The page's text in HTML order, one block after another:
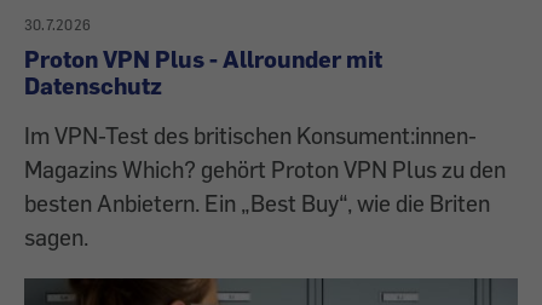
30.7.2026
Proton VPN Plus - Allrounder mit
Datenschutz
Im VPN-Test des britischen Konsument:innen-
Magazins Which? gehört Proton VPN Plus zu den
besten Anbietern. Ein „Best Buy“, wie die Briten
sagen.